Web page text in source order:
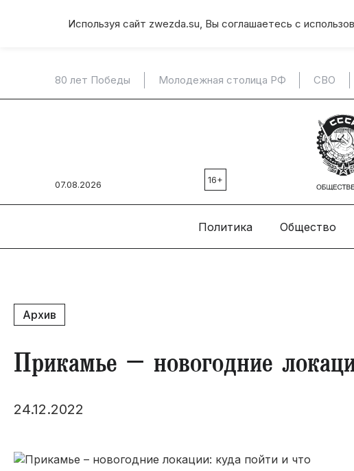
Используя сайт zwezda.su, Вы соглашаетесь с
80 лет Победы Молодежная столица РФ СВО
07.08.2026 16+
Политика Общество
Архив
Прикамье – новогодние
24.12.2022